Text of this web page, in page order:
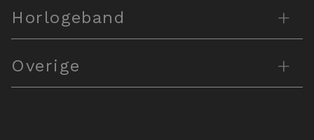
Horlogeband +
Overige +